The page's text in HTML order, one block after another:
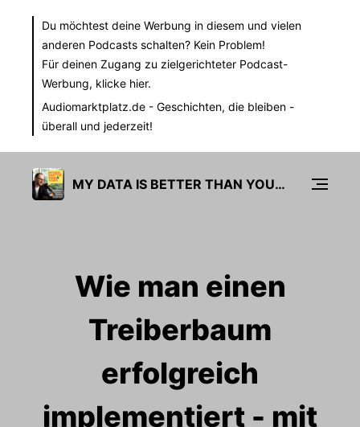
Du möchtest deine Werbung in diesem und vielen
anderen Podcasts schalten? Kein Problem!
Für deinen Zugang zu zielgerichteter Podcast-
Werbung, klicke hier.
Audiomarktplatz.de - Geschichten, die bleiben -
überall und jederzeit!
MY DATA IS BETTER THAN YOURS
Wie man einen
Treiberbaum
erfolgreich
implementiert - mit